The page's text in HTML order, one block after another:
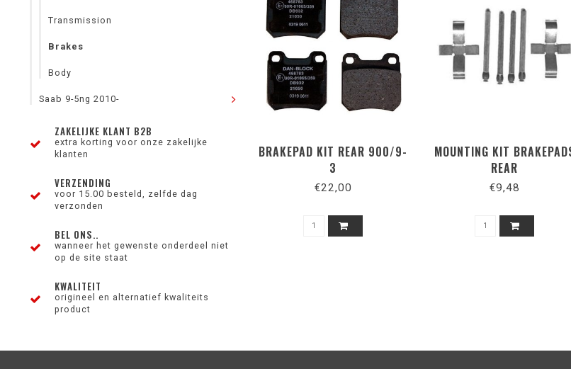
Transmission
Brakes
Body
Saab 9-5ng 2010-
ZAKELIJKE KLANT B2B
extra korting voor onze zakelijke
klanten
VERZENDING
voor 15.00 besteld, zelfde dag
verzonden
BEL ONS..
wanneer het gewenste onderdeel niet
op de site staat
KWALITEIT
origineel en alternatief kwaliteits
product
BRAKEPAD KIT REAR 900/9-
3
€22,00
MOUNTING KIT
REAR
€9,48